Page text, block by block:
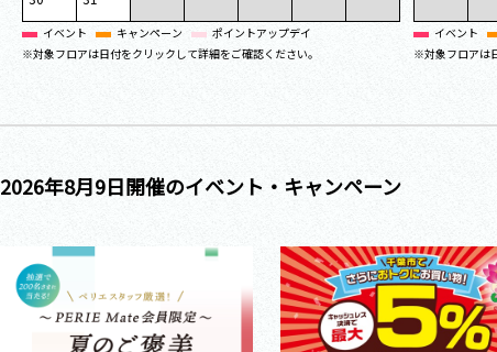
イベント キャンペーン
ポイントアップデイ
※対象フロアは日付をクリックして詳細をご確認ください。
イベント
※対象フロアは
2026年8月9日開催のイベント・キャンペーン